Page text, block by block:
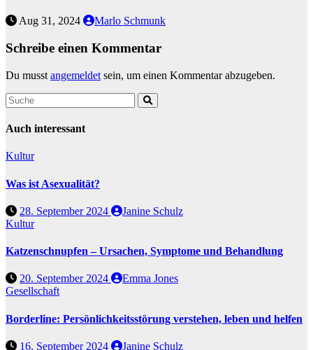
Aug 31, 2024 Marlo Schmunk
Schreibe einen Kommentar
Du musst angemeldet sein, um einen Kommentar abzugeben.
Auch interessant
Kultur
Was ist Asexualität?
28. September 2024
Janine Schulz
Kultur
Katzenschnupfen – Ursachen, Symptome und Behandlung
20. September 2024
Emma Jones
Gesellschaft
Borderline: Persönlichkeitsstörung verstehen, leben und helfen
16. September 2024 Janine Schulz